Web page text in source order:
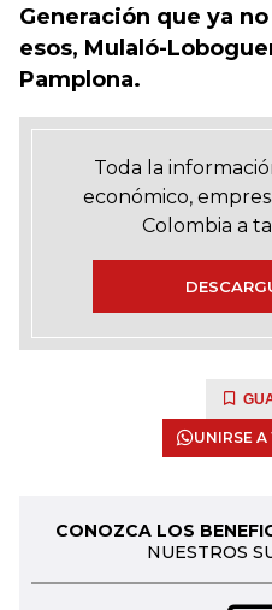
Generación que ya
esos, Mulaló-
Pamplona.
Toda la
económico,
Colombia a
UNIRSE
CONOZCA LOS
NUESTROS